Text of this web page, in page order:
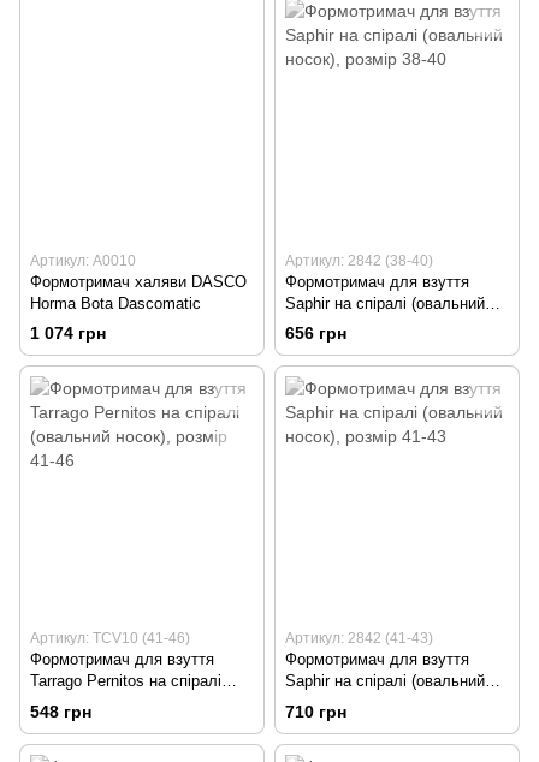
Артикул: А0010
Формотримач халяви DASCO
Horma Bota Dascomatic
1 074 грн
Артикул: 2842 (38-40)
Формотримач для взуття
Saphir на спіралі (овальний
носок), розмір 38-40
656 грн
Артикул: TCV10 (41-46)
Формотримач для взуття
Tarrago Pernitos на спіралі
(овальний носок), розмір 41-46
548 грн
Артикул: 2842 (41-43)
Формотримач для взуття
Saphir на спіралі (овальний
носок), розмір 41-43
710 грн